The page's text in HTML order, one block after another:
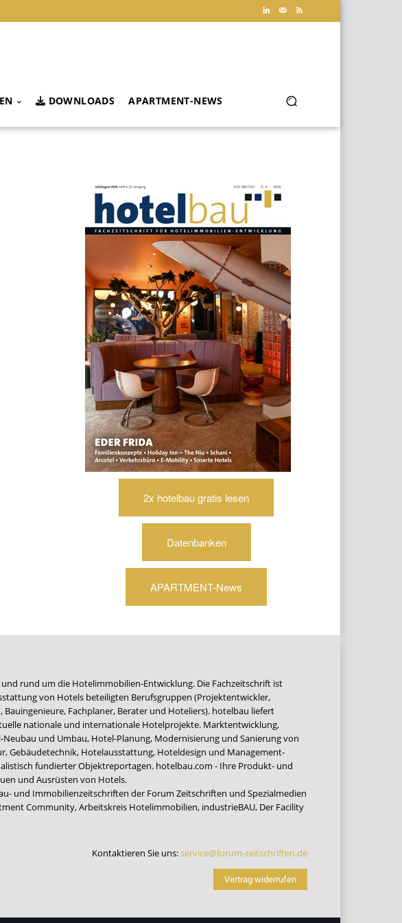
DOWNLOADS APARTMENT-NEWS
2x hotelbau gratis lesen
Datenbanken
APARTMENT-News
rund um die Hotelimmobilien-Entwicklung. Die Fachzeitschrift ist
von Hotels beteiligten Berufsgruppen (Projektentwickler,
Fachplaner, Berater und Hoteliers). hotelbau liefert
nationale und internationale Hotelprojekte. Marktentwicklung,
und Umbau, Hotel-Planung, Modernisierung und Sanierung von
Gebäudetechnik, Hotelausstattung, Hoteldesign und Management-
fundierter Objektreportagen. hotelbau.com - Ihre Produkt- und
und Ausrüsten von Hotels.
und Immobilienzeitschriften der Forum Zeitschriften und Spezialmedien
Community,Arbeitskreis Hotelimmobilien, industrieBAU, Der Facility
Kontaktieren Sie uns:service@forum-zeitschriften.de
Vertrag widerrufen